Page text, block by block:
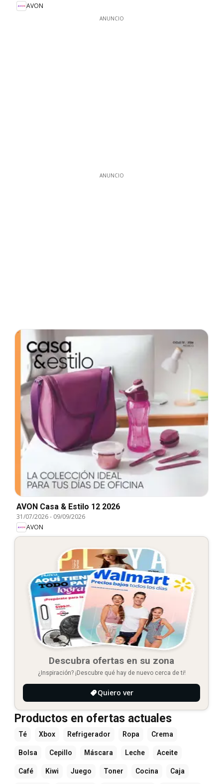
AVON
ANUNCIO
ANUNCIO
AVON Casa & Estilo 12 2026
31/07/2026- 09/09/2026
AVON
Descubra ofertas en su zona
¿Inspiración? ¡Descubre qué hay de nuevo cerca de ti!
Quiero ver
Productos en ofertas actuales
Té Xbox Refrigerador Ropa Crema
Bolsa Cepillo Máscara Leche Aceite
Café Kiwi Juego Toner Cocina Caja